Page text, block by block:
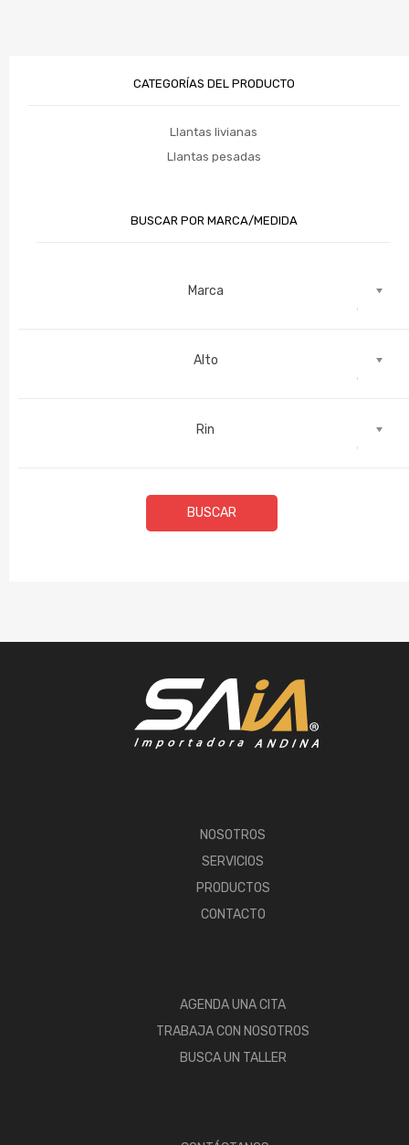
CATEGORÍAS DEL PRODUCTO
Llantas livianas
Llantas pesadas
BUSCAR POR MARCA/MEDIDA
Marca
Alto
Rin
BUSCAR
NOSOTROS
SERVICIOS
PRODUCTOS
CONTACTO
AGENDA UNA CITA
TRABAJA CON NOSOTROS
BUSCA UN TALLER